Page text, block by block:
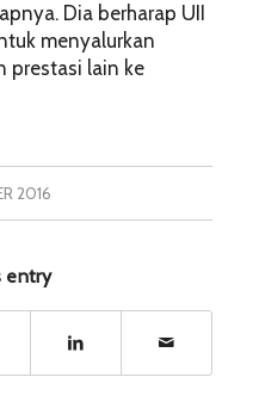
Dia berharap UII
menyalurkan
prestasi lain ke
2016
entry